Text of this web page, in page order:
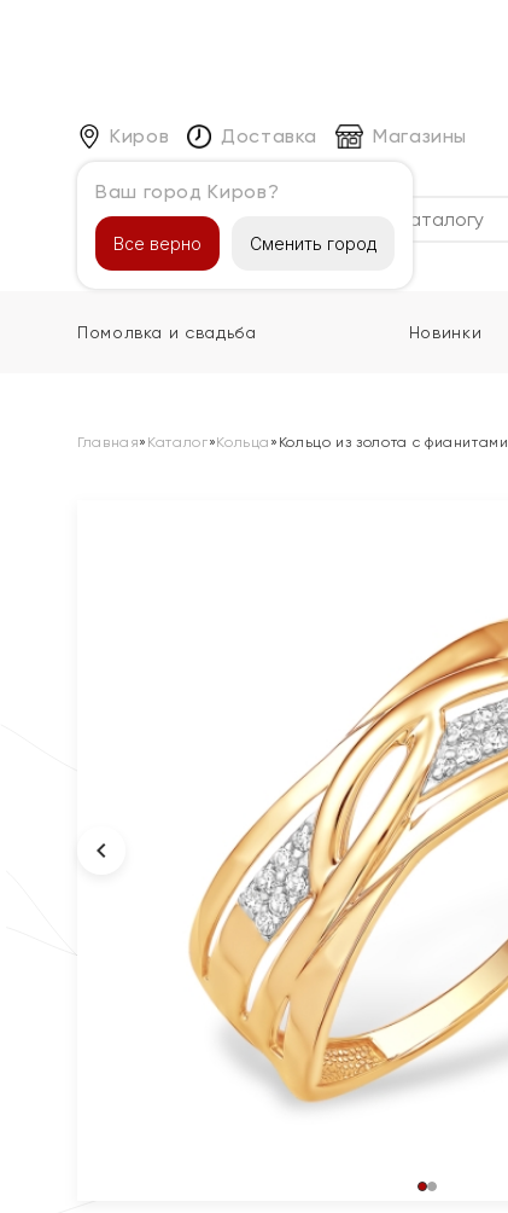
Киров
Ваш город Киров?
Все верно Сменить город
Доставка Магазины
Каталог
Помолвка и свадьба Новинки
Главная» Каталог»Кольца » Кольцо из золота с фианитами